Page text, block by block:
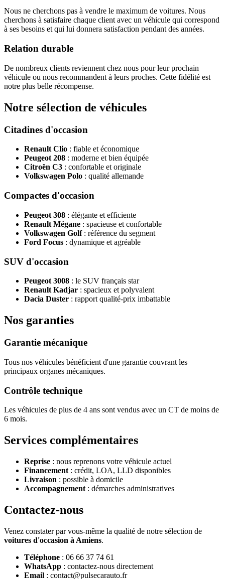
Nous ne cherchons pas à vendre le maximum de voitures. Nous
cherchons à satisfaire chaque client avec un véhicule qui correspond
à ses besoins et qui lui donnera satisfaction pendant des années.
Relation durable
De nombreux clients reviennent chez nous pour leur prochain
véhicule ou nous recommandent à leurs proches. Cette fidélité est
notre plus belle récompense.
Notre sélection de véhicules
Citadines d'occasion
Renault Clio : fiable et économique
Peugeot 208 : moderne et bien équipée
Citroën C3 : confortable et originale
Volkswagen Polo : qualité allemande
Compactes d'occasion
Peugeot 308 : élégante et efficiente
Renault Mégane : spacieuse et confortable
Volkswagen Golf: référence du segment
Ford Focus : dynamique et agréable
SUV d'occasion
Peugeot 3008 : le SUV français star
Renault Kadjar : spacieux et polyvalent
Dacia Duster : rapport qualité-prix imbattable
Nos garanties
Garantie mécanique
Tous nos véhicules bénéficient d'une garantie couvrant les
principaux organes mécaniques.
Contrôle technique
Les véhicules de plus de 4 ans sont vendus avec un CT de moins de
6 mois.
Services complémentaires
Reprise : nous reprenons votre véhicule actuel
Financement : crédit, LOA, LLD disponibles
Livraison : possible à domicile
Accompagnement : démarches administratives
Contactez-nous
Venez constater par vous-même la qualité de notre sélection de
voitures d'occasion à Amiens.
Téléphone : 06 66 37 74 61
WhatsApp : contactez-nous directement
Email : contact@pulsecarauto.fr